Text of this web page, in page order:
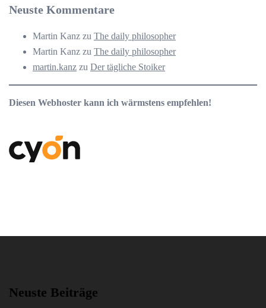
Neuste Kommentare
Martin Kanz zu The daily philosopher
Martin Kanz zu The daily philosopher
martin.kanz zu Der tägliche Stoiker
Diesen Webhoster kann ich wärmstens empfehlen!
Neuste Beiträge